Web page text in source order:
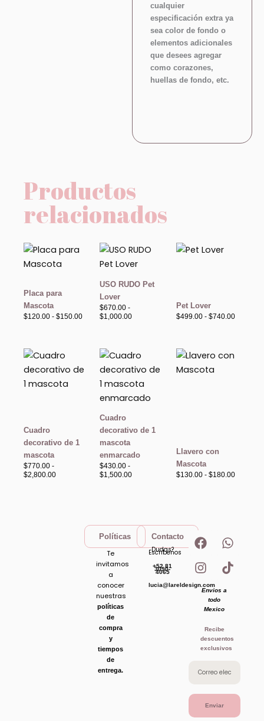
cualquier
especificación extra ya
sea color de fondo o
elementos adicionales
que desees agregar
como corazones,
huellas de fondo, etc.
Productos
relacionados
Placa para
Mascota
$120.00 - $150.00
Rango
precios:
$120.00
$150.00
USO RUDO Pet
Lover
$670.00 -
$1,000.00
Rango
de
precios:
$670.00
Pet Lover
$499.00 - $740.00
Cuadro
decorativo de 1
mascota
$770.00 -
$2,800.00
Rango
de
precios:
$770.00
Cuadro
decorativo de 1
mascota
enmarcado
$430.00 -
$1,500.00
Rango
de
precios:
$430.00
hasta
Llavero con
Mascota
$130.00 - $180.00
Políticas
Te
invitamos
a
conocer
nuestras
políticas
de
compra
y
tiempos
de
entrega.
Contacto
Dudas?
Escribenos
+52 81
3090-
4065
lucia@lareldesign.com
F
a
c
e
b
o
o
k
W
h
a
t
I
n
s
t
a
g
r
a
m
T
i
k
t
Envios a
todo
Mexico
Recibe
descuentos
exclusivos
Enviar